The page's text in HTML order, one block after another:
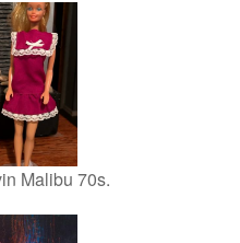
Malibu 70s.